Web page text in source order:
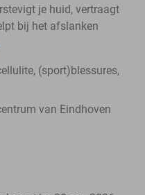
je huid, vertraagt
bij het afslanken
(sport)blessures,
van Eindhoven